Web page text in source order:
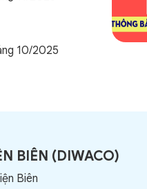
10/2025
BIÊN (DIWACO)
Biên